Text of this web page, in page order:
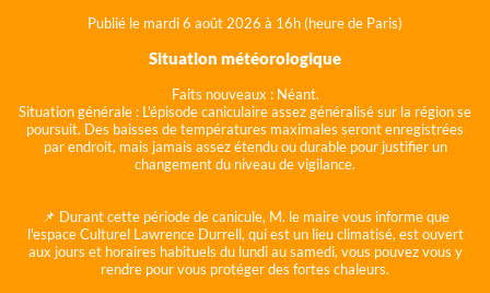
Publié le mardi 6 août 2026 à 16h (heure de Paris)
Situation météorologique
Faits nouveaux : Néant.
Situation générale : L'épisode caniculaire assez généralisé sur la région se
poursuit. Des baisses de températures maximales seront enregistrées
par endroit, mais jamais assez étendu ou durable pour justifier un
changement du niveau de vigilance.
📌 Durant cette période de canicule, M. le maire vous informe que
l'espace Culturel Lawrence Durrell, qui est un lieu climatisé, est ouvert
aux jours et horaires habituels du lundi au samedi, vous pouvez vous y
rendre pour vous protéger des fortes chaleurs.